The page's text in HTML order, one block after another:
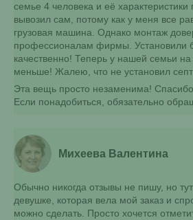
семье 4 человека и её характеристики
вывозил сам, потому как у меня все
грузовая машина. Однако монтаж
профессионалам фирмы. Установили
качественно! Теперь у нашей семьи
меньше! Жалею, что не установил
Эта вещь просто незаменима!
Если понадобиться, обязательно
Михеева Валентина
Обычно никогда отзывы не пишу, но
девушке, которая вела мой заказ и
можно сделать. Просто хочется